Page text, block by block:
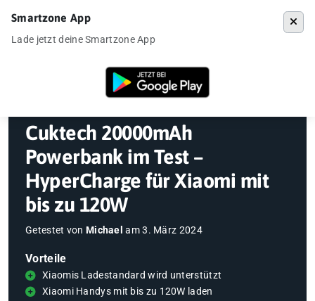
»Powerbank»
Cuktech 20000mAh
Powerbank im Test –
HyperCharge für Xiaomi mit
bis zu 120W
Getestet von Michael am3. März 2024
Vorteile
Xiaomis Ladestandard wird unterstützt
Xiaomi Handys mit bis zu 120W laden
Smartzone App
Lade jetzt deine Smartzone App